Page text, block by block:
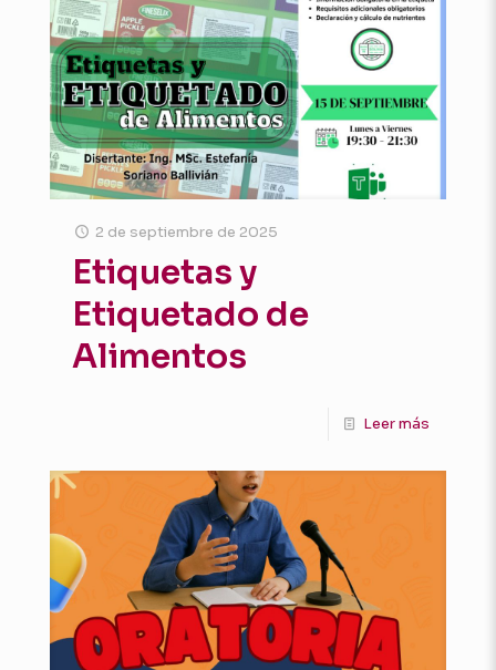
2 de septiembre de 2025
Etiquetas y
Etiquetado de
Alimentos
Leer más